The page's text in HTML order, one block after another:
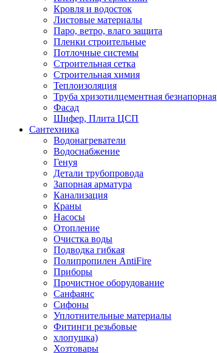
Кровля и водосток
Листовые материалы
Паро, ветро, влаго защита
Пленки строительные
Потлочные системы
Строительная сетка
Строительная химия
Теплоизоляция
Труба хризотилцементная безнапорная
Фасад
Шифер, Плита ЦСП
Сантехника
Водонагреватели
Водоснабжение
Генуя
Детали трубопровода
Запорная арматура
Канализация
Краны
Насосы
Отопление
Очистка воды
Подводка гибкая
Полипропилен AntiFire
Приборы
Прочистное оборудование
Санфаянс
Сифоны
Уплотнительные материалы
Фитинги резьбовые
хлопушка)
Хозтовары